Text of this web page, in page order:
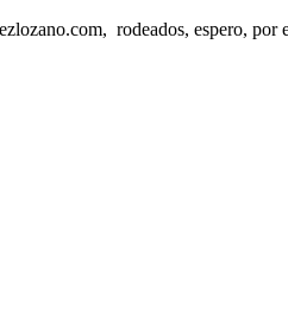
rodeados, espero, por